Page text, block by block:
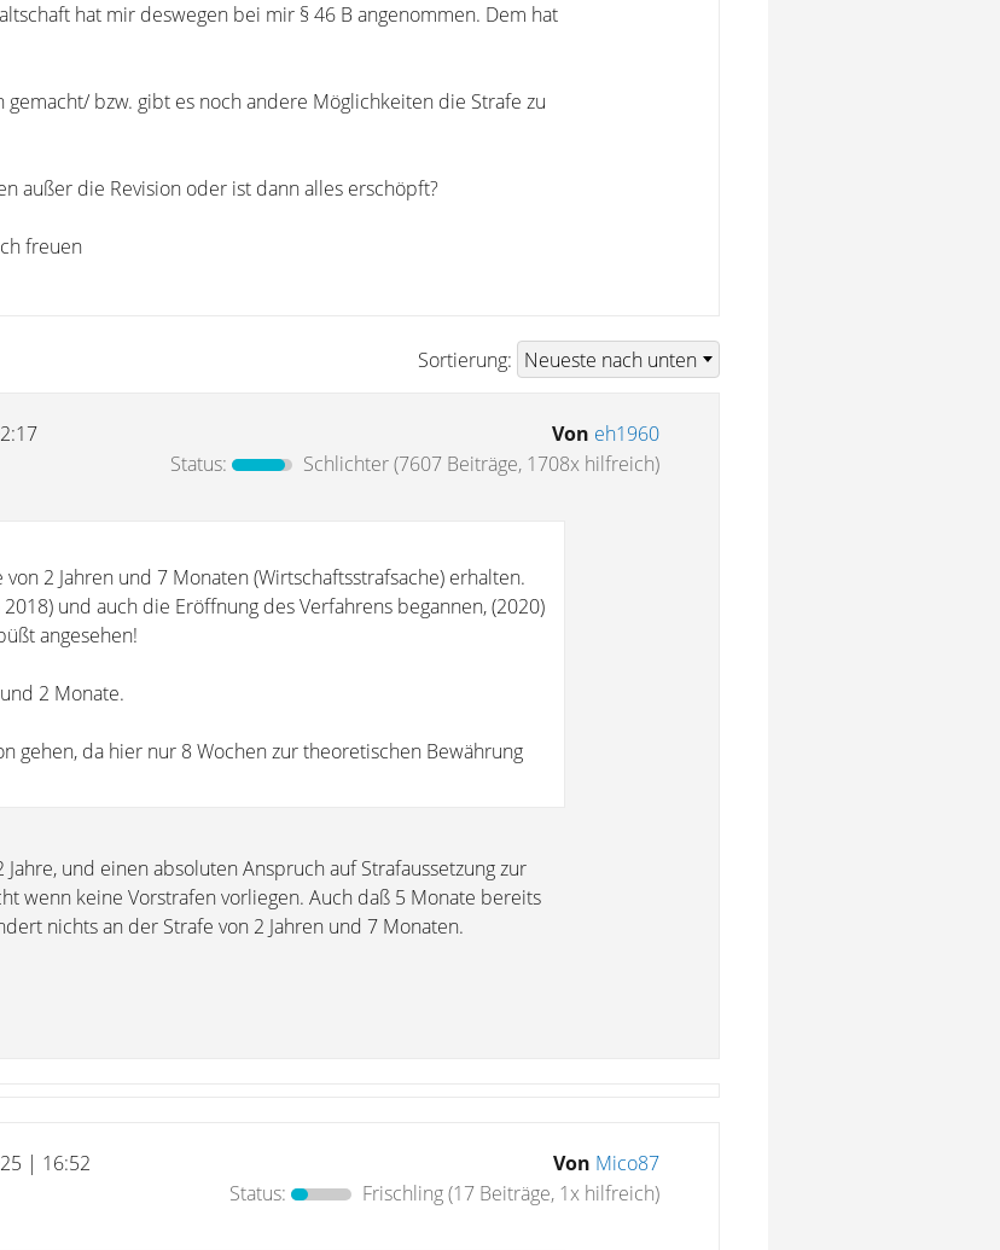
hat mir deswegen bei mir § 46 B angenommen. Dem hat
bzw. gibt es noch andere Möglichkeiten die Strafe zu
außer die Revision oder ist dann alles erschöpft?
freuen
Sortierung:
Von eh1960
Status:
Schlichter(7607 Beiträge, 1708x hilfreich)
2 Jahren und 7 Monaten (Wirtschaftsstrafsache) erhalten.
und auch die Eröffnung des Verfahrens begannen, (2020)
angesehen!
2 Monate.
gehen, da hier nur 8 Wochen zur theoretischen Bewährung
und einen absoluten Anspruch auf Strafaussetzung zur
wenn keine Vorstrafen vorliegen. Auch daß 5 Monate bereits
nichts an der Strafe von 2 Jahren und 7 Monaten.
| 16:52 Von Mico87
Status:
Frischling(17 Beiträge, 1x hilfreich)